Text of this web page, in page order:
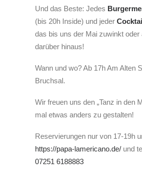
Und das Beste: Jedes
(bis 20h Inside) und jeder
das bis uns der Mai zuwinkt oder
darüber hinaus!
Wann und wo? Ab 17h Am Alten
Bruchsal.
Wir freuen uns den „Tanz in den
mal etwas anders zu gestalten!
Reservierungen nur von 17-19h
https://papa-lamericano.de/ und
07251 6188883